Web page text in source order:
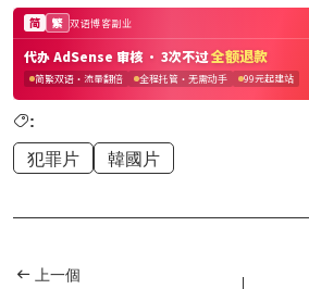
:
犯罪片 韓國片
上一個